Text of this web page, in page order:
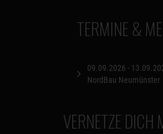
TERMINE &
09.09.2026 -
NordBau Neumünster
VERNETZE DICH